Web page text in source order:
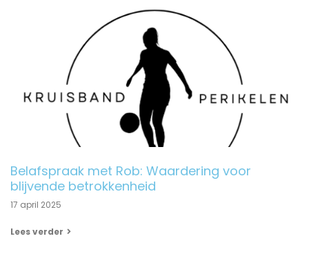
Belafspraak met Rob: Waardering voor
blijvende betrokkenheid
17 april 2025
Lees verder